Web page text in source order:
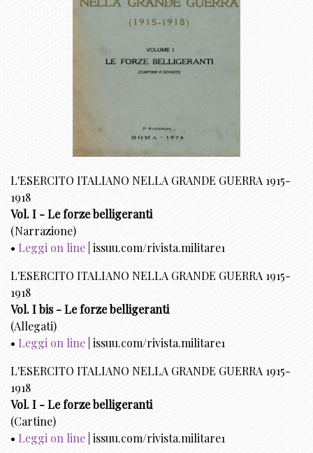
L'ESERCITO ITALIANO NELLA GRANDE GUERRA 1915-
1918
Vol. I - Le forze belligeranti
(Narrazione)
• Leggi on line | issuu.com/rivista.militare1
L'ESERCITO ITALIANO NELLA GRANDE GUERRA 1915-
1918
Vol. I bis - Le forze belligeranti
(Allegati)
• Leggi on line | issuu.com/rivista.militare1
L'ESERCITO ITALIANO NELLA GRANDE GUERRA 1915-
1918
Vol. I - Le forze belligeranti
(Cartine)
• Leggi on line | issuu.com/rivista.militare1